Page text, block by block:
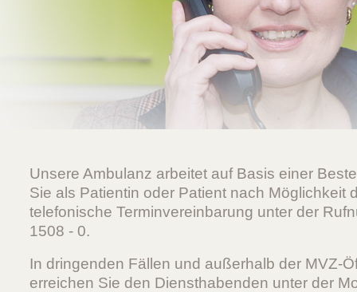
Unsere Ambulanz arbeitet auf Basis einer
Sie als Patientin oder Patient nach Möglichkeit
telefonische Terminvereinbarung unter der
1508 - 0.
In dringenden Fällen und außerhalb der MVZ-
erreichen Sie den Diensthabenden unter der